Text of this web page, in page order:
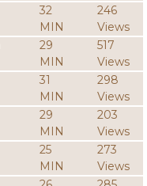
32
MIN
246
Views
29
MIN
517
Views
31
MIN
298
Views
29
MIN
203
Views
25
MIN
273
Views